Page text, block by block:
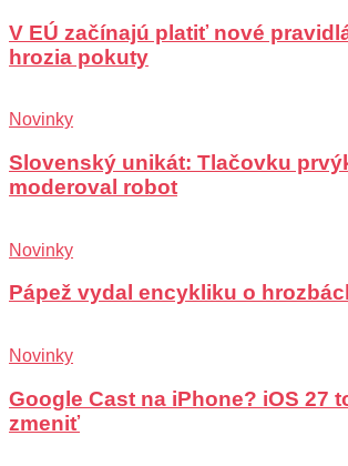
V EÚ začínajú platiť nové
hrozia pokuty
Novinky
Slovenský unikát: Tlačovku
moderoval robot
Novinky
Pápež vydal encykliku o
Novinky
Google Cast na iPhone? iOS 27
zmeniť